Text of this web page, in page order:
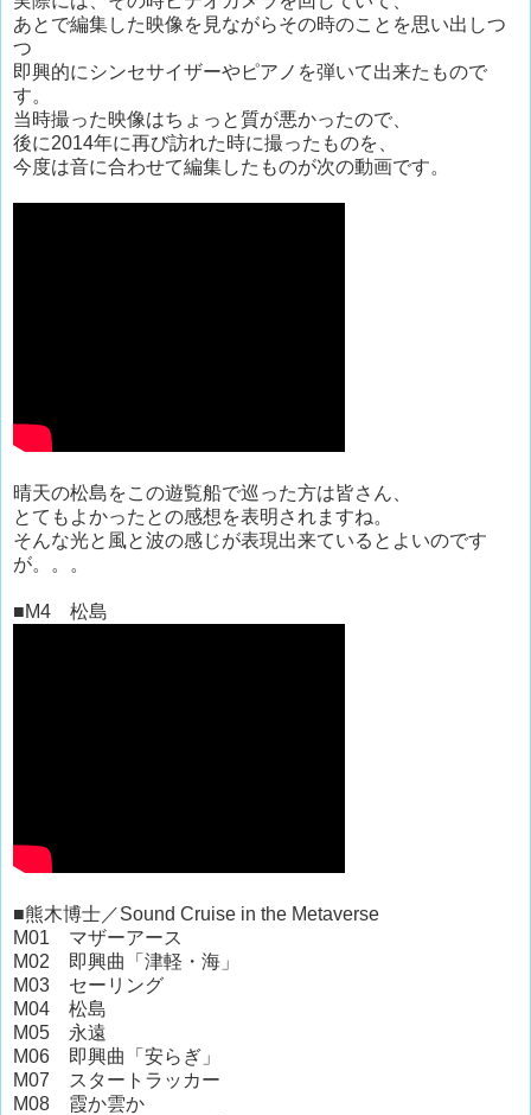
あとで編集した映像を見ながらその時のことを思い出しつ
つ
即興的にシンセサイザーやピアノを弾いて出来たもので
す。
当時撮った映像はちょっと質が悪かったので、
後に2014年に再び訪れた時に撮ったものを、
今度は音に合わせて編集したものが次の動画です。
晴天の松島をこの遊覧船で巡った方は皆さん、
とてもよかったとの感想を表明されますね。
そんな光と風と波の感じが表現出来ているとよいのです
が。。。
■M4 松島
■熊木博士／Sound Cruise in the Metaverse
M01 マザーアース
M02 即興曲「津軽・海」
M03 セーリング
M04 松島
M05 永遠
M06 即興曲「安らぎ」
M07 スタートラッカー
M08 霞か雲か